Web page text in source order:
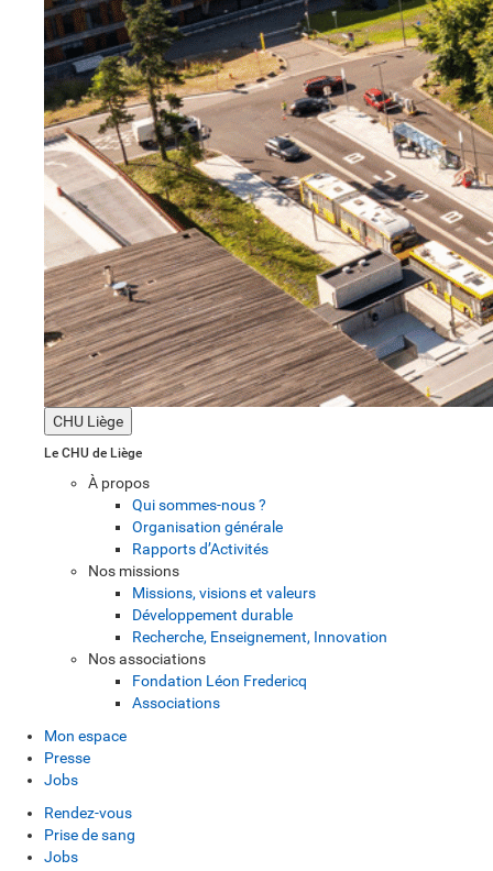
CHU Liège
Le CHU de Liège
À propos
Qui sommes-nous ?
Organisation générale
Rapports d’Activités
Nos missions
Missions, visions et valeurs
Développement durable
Recherche, Enseignement, Innovation
Nos associations
Fondation Léon Fredericq
Associations
Mon espace
Presse
Jobs
Rendez-vous
Prise de sang
Jobs